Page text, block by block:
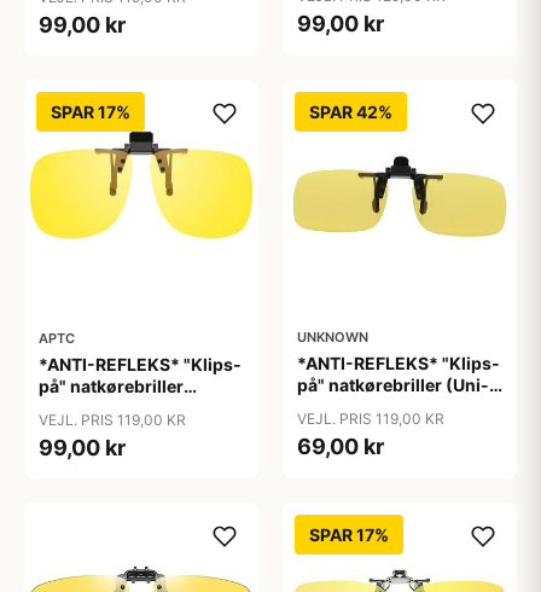
"Moon"
99,00 kr
"Glare"
99,00 kr
SPAR 17%
APTC
*ANTI-REFLEKS* "Klips-
på" natkørebriller
VEJL. PRIS 119,00 KR
99,00 kr
SPAR 42%
UNKNOWN
*ANTI-REFLEKS* "Klips-
på" natkørebriller (Uni-
VEJL. PRIS 119,00 KR
69,00 kr
SPAR 17%